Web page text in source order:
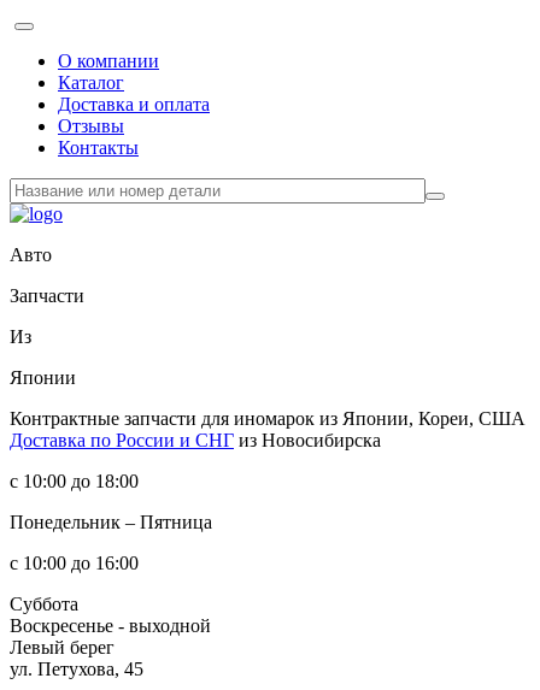
О компании
Каталог
Доставка и оплата
Отзывы
Контакты
Авто
Запчасти
Из
Японии
Контрактные запчасти для иномарок из Японии, Кореи, США
Доставка по России и СНГ из Новосибирска
с 10:00 до 18:00
Понедельник – Пятница
с 10:00 до 16:00
Суббота
Воскресенье - выходной
Левый берег
ул. Петухова, 45